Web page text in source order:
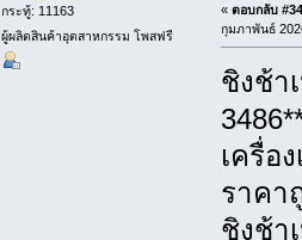
กระทู้: 11163
ผู้ผลิตสินค้าอุตสาหกรรม โพสฟรี
« ตอบกลับ
กุมภาพันธ์
ชิงช้า
เครื่อ
ราคา
ชิงช้า